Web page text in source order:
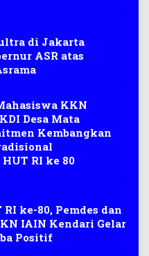
di Jakarta
ASR atas
KKN
Desa Mata
Kembangkan
RI ke 80
ke-80, Pemdes dan
IAIN Kendari Gelar
Positif